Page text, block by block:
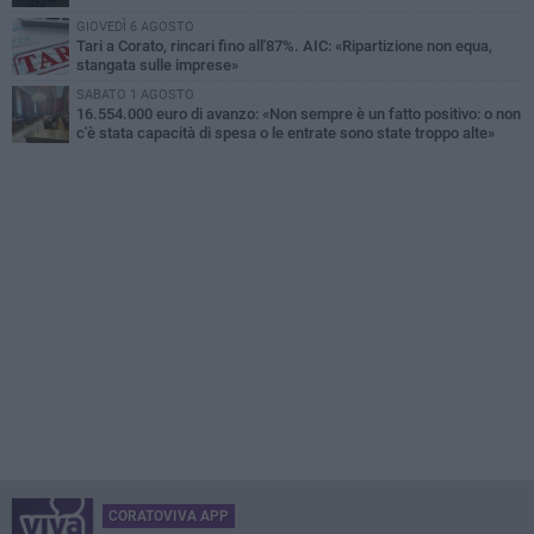
GIOVEDÌ 6 AGOSTO
Tari a Corato, rincari fino all'87%. AIC: «Ripartizione non equa,
stangata sulle imprese»
SABATO 1 AGOSTO
16.554.000 euro di avanzo: «Non sempre è un fatto positivo: o non
c'è stata capacità di spesa o le entrate sono state troppo alte»
CORATOVIVA APP